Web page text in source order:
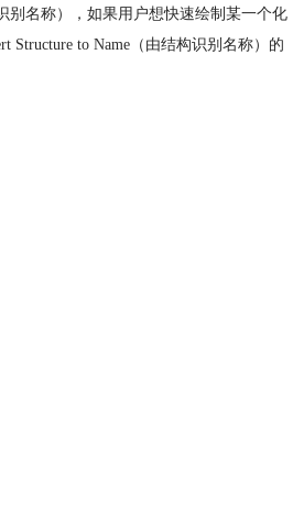
别名称），如果用户想快速绘制某一个化
Structure to Name（由结构识别名称）的